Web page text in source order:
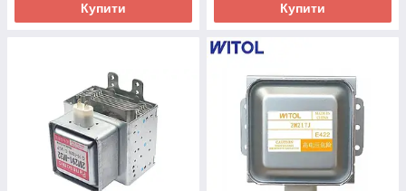
Купити Купити